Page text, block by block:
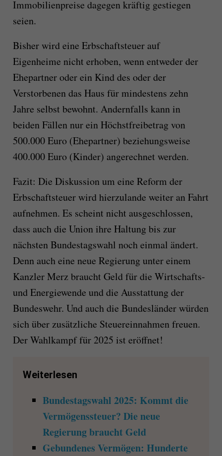
Immobilienpreise dagegen kräftig gestiegen
seien.
Bisher wird eine Erbschaftsteuer auf
Eigenheime nicht erhoben, wenn entweder der
Ehepartner oder ein Kind des oder der
Verstorbenen das Haus für mindestens zehn
Jahre selbst bewohnt. Andernfalls kann in
beiden Fällen nur ein Höchstfreibetrag von
500.000 Euro (Ehepartner) beziehungsweise
400.000 Euro (Kinder) angerechnet werden.
Fazit: Die Diskussion um eine Reform der
Erbschaftsteuer wird hierzulande weiter an Fahrt
aufnehmen. Es scheint nicht ausgeschlossen,
dass auch die Union ihre Haltung bis zur
nächsten Bundestagswahl noch einmal ändert.
Denn auch eine neue Regierung unter einem
Kanzler Merz braucht Geld für die Wirtschafts-
und Energiewende und die Ausstattung der
Bundeswehr. Und auch die Bundesländer würden
sich über zusätzliche Steuereinnahmen freuen.
Der Wahlkampf für 2025 ist eröffnet!
Weiterlesen
Bundestagswahl 2025: Kommt die
Vermögenssteuer? Die neue
Regierung braucht Geld
Gebundenes Vermögen: Hunderte